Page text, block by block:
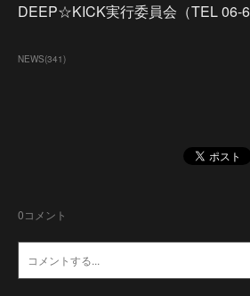
DEEP☆KICK実行委員会（TEL 06-
NEWS(341)
0コメント